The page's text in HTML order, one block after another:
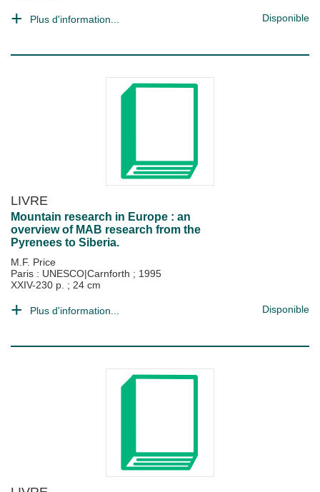
Plus d'information... Disponible
LIVRE
Mountain research in Europe : an
overview of MAB research from the
Pyrenees to Siberia.
M.F. Price
Paris : UNESCO|Carnforth ; 1995
XXIV-230 p. ; 24 cm
Plus d'information... Disponible